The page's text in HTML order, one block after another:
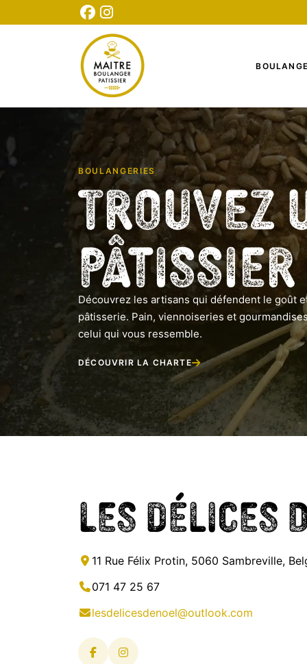
INSCRIPTION
TESTEZ NOTRE QUIZ
BOULANGERIES
Trouvez
Pâtissier
Découvrez les artisans qui défendent le goût
pâtisserie. Pain, viennoiseries et
celui qui vous ressemble.
DÉCOUVRIR LA CHARTE
Les Délices
11 Rue Félix Protin, 5060 Sambreville,
071 47 25 67
lesdelicesdenoel@outlook.com